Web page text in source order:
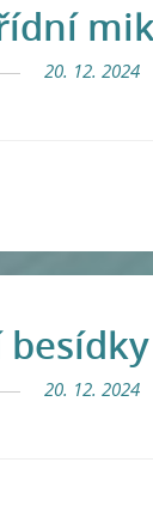
20. 12. 2024
20. 12. 2024